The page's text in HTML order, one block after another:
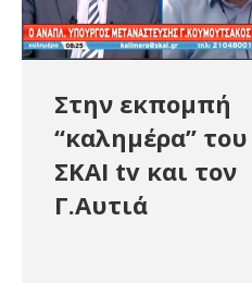
Στην εκπομπή
“καλημέρα” του
ΣΚΑΙ tv και τον
Γ.Αυτιά